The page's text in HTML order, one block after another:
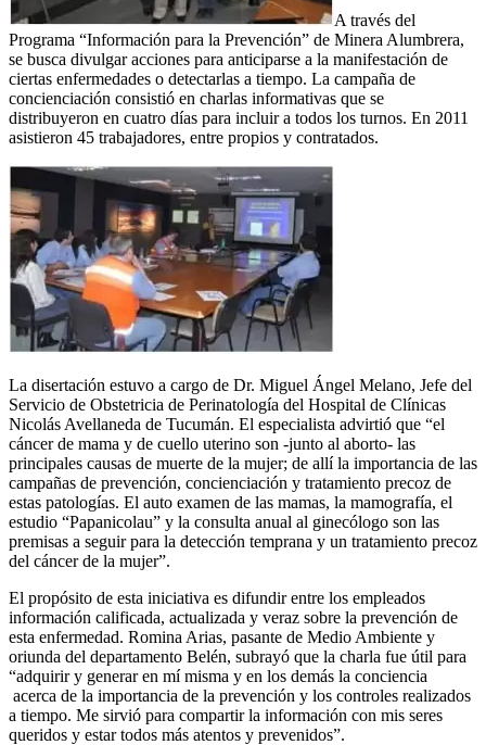
A través del
Programa “Información para la Prevención” de Minera Alumbrera,
se busca divulgar acciones para anticiparse a la manifestación de
ciertas enfermedades o detectarlas a tiempo. La campaña de
concienciación consistió en charlas informativas que se
distribuyeron en cuatro días para incluir a todos los turnos. En 2011
asistieron 45 trabajadores, entre propios y contratados.
La disertación estuvo a cargo de Dr. Miguel Ángel Melano, Jefe del
Servicio de Obstetricia de Perinatología del Hospital de Clínicas
Nicolás Avellaneda de Tucumán. El especialista advirtió que “el
cáncer de mama y de cuello uterino son -junto al aborto- las
principales causas de muerte de la mujer; de allí la importancia de las
campañas de prevención, concienciación y tratamiento precoz de
estas patologías. El auto examen de las mamas, la mamografía, el
estudio “Papanicolau” y la consulta anual al ginecólogo son las
premisas a seguir para la detección temprana y un tratamiento precoz
del cáncer de la mujer”.
El propósito de esta iniciativa es difundir entre los empleados
información calificada, actualizada y veraz sobre la prevención de
esta enfermedad. Romina Arias, pasante de Medio Ambiente y
oriunda del departamento Belén, subrayó que la charla fue útil para
“adquirir y generar en mí misma y en los demás la conciencia
acerca de la importancia de la prevención y los controles realizados
a tiempo. Me sirvió para compartir la información con mis seres
queridos y estar todos más atentos y prevenidos”.